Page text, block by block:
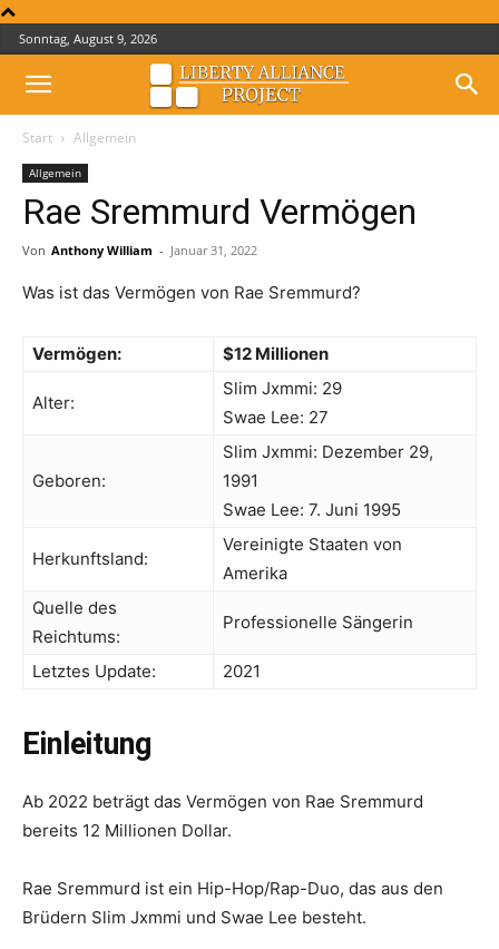
Sonntag, August 9, 2026
Start Allgemein
Allgemein
Rae Sremmurd Vermögen
Von Anthony William - Januar 31, 2022
Was ist das Vermögen von Rae Sremmurd?
Vermögen: $12 Millionen
Alter:
Slim Jxmmi: 29
Swae Lee: 27
Geboren:
Slim Jxmmi: Dezember 29,
1991
Swae Lee: 7. Juni 1995
Herkunftsland:
Vereinigte Staaten von
Amerika
Quelle des
Reichtums:
Professionelle Sängerin
Letztes Update: 2021
Einleitung
Ab 2022 beträgt das Vermögen von Rae Sremmurd
bereits 12 Millionen Dollar.
Rae Sremmurd ist ein Hip-Hop/Rap-Duo, das aus den
Brüdern Slim Jxmmi und Swae Lee besteht.